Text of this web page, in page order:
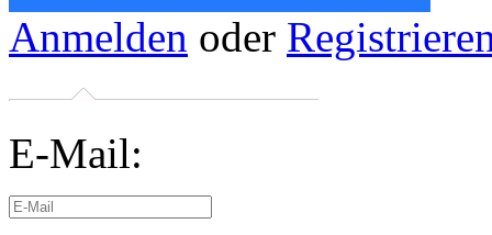
Anmelden oder
E-Mail: